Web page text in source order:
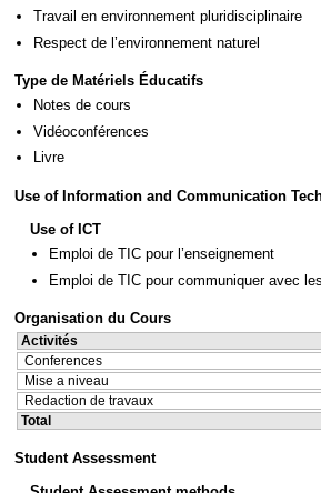
Travail en environnement pluridisciplinaire
Respect de l’environnement naturel
Type de Matériels Éducatifs
Notes de cours
Vidéoconférences
Livre
Use of Information and Communication
Use of ICT
Emploi de TIC pour l’enseignement
Emploi de TIC pour communiquer avec
Organisation du Cours
Activités
Conferences
Mise a niveau
Redaction de travaux
Total
Student Assessment